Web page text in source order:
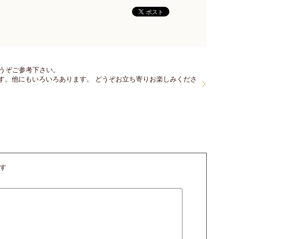
ご参考下さい。
他にもいろいろあります。 どうぞお立ち寄りお楽しみくださ